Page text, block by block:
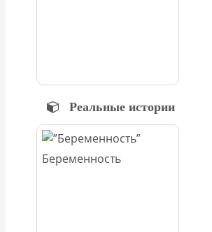
Реальные истории
Беременность